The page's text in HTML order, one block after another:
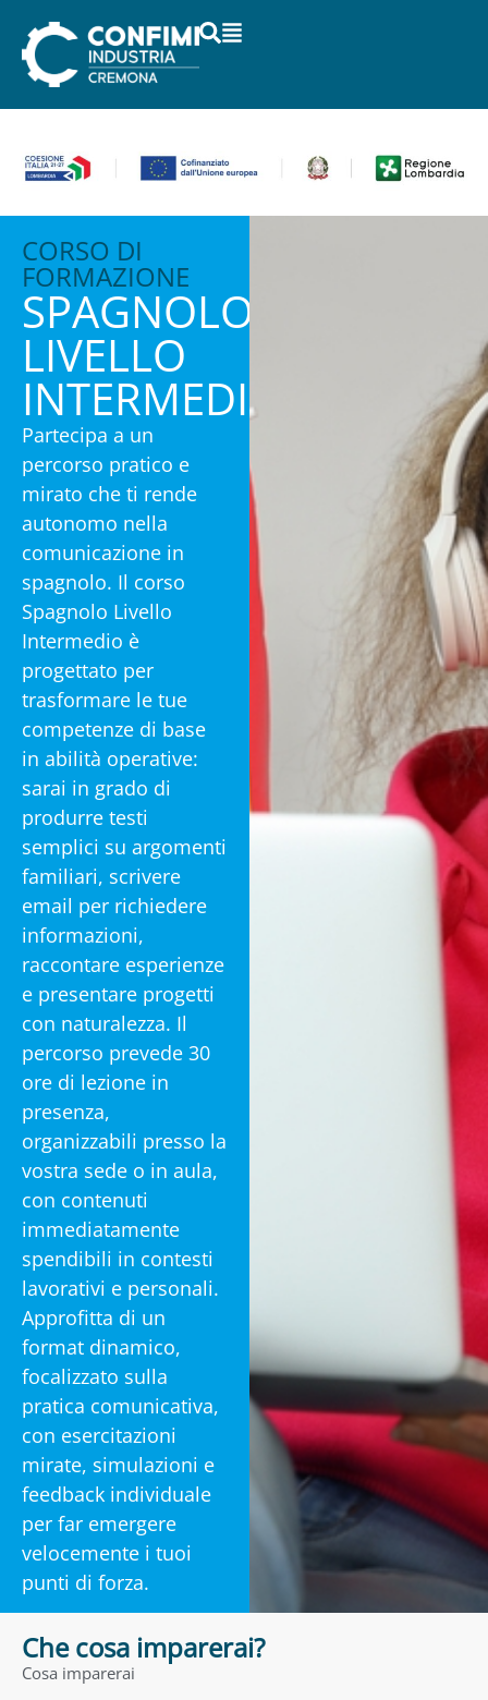
CORSO DI
FORMAZIONE
SPAGNOLO
LIVELLO
INTERMEDIO
Partecipa a un
percorso pratico e
mirato che ti rende
autonomo nella
comunicazione in
spagnolo. Il corso
Spagnolo Livello
Intermedio è
progettato per
trasformare le tue
competenze di base
in abilità operative:
sarai in grado di
produrre testi
semplici su argomenti
familiari, scrivere
email per richiedere
informazioni,
raccontare esperienze
e presentare progetti
con naturalezza. Il
percorso prevede 30
ore di lezione in
presenza,
organizzabili presso la
vostra sede o in aula,
con contenuti
immediatamente
spendibili in contesti
lavorativi e personali.
Approfitta di un
format dinamico,
focalizzato sulla
pratica comunicativa,
con esercitazioni
mirate, simulazioni e
feedback individuale
per far emergere
velocemente i tuoi
punti di forza.
Che cosa imparerai?
Cosa imparerai